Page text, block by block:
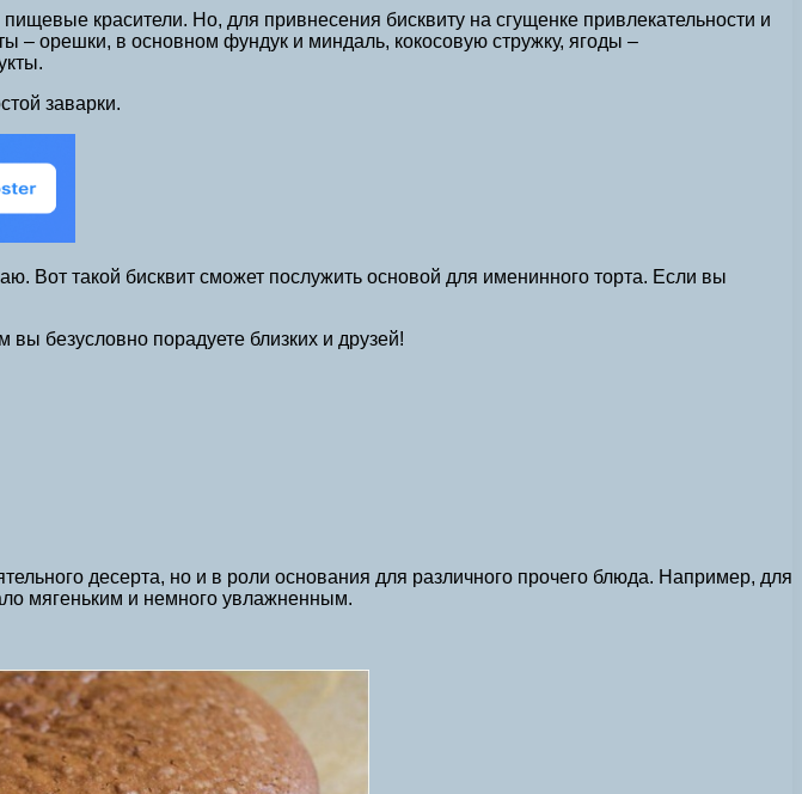
красители. Но, для привнесения бисквиту на сгущенке привлекательности и
– орешки, в основном фундук и миндаль, кокосовую стружку, ягоды –
заварки.
Вот такой бисквит сможет послужить основой для именинного торта. Если вы
вы безусловно порадуете близких и друзей!
десерта, но и в роли основания для различного прочего блюда. Например, для
мягеньким и немного увлажненным.